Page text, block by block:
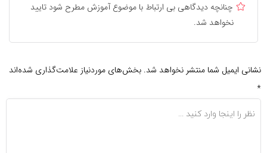
چنانچه دیدگاهی بی ارتباط با موضوع آموزش مطرح شود تایید
نخواهد شد.
نشانی ایمیل شما منتشر نخواهد شد. بخش‌های موردنیاز علامت‌گذاری شده‌اند
*